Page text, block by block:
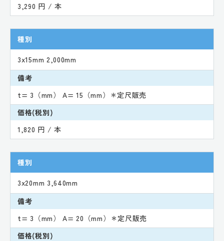
3,290 円 / 本
種別
3x15mm 2,000mm
備考
t= 3（mm） A= 15（mm）＊定尺販売
価格(税別)
1,820 円 / 本
種別
3x20mm 3,640mm
備考
t= 3（mm） A= 20（mm）＊定尺販売
価格(税別)